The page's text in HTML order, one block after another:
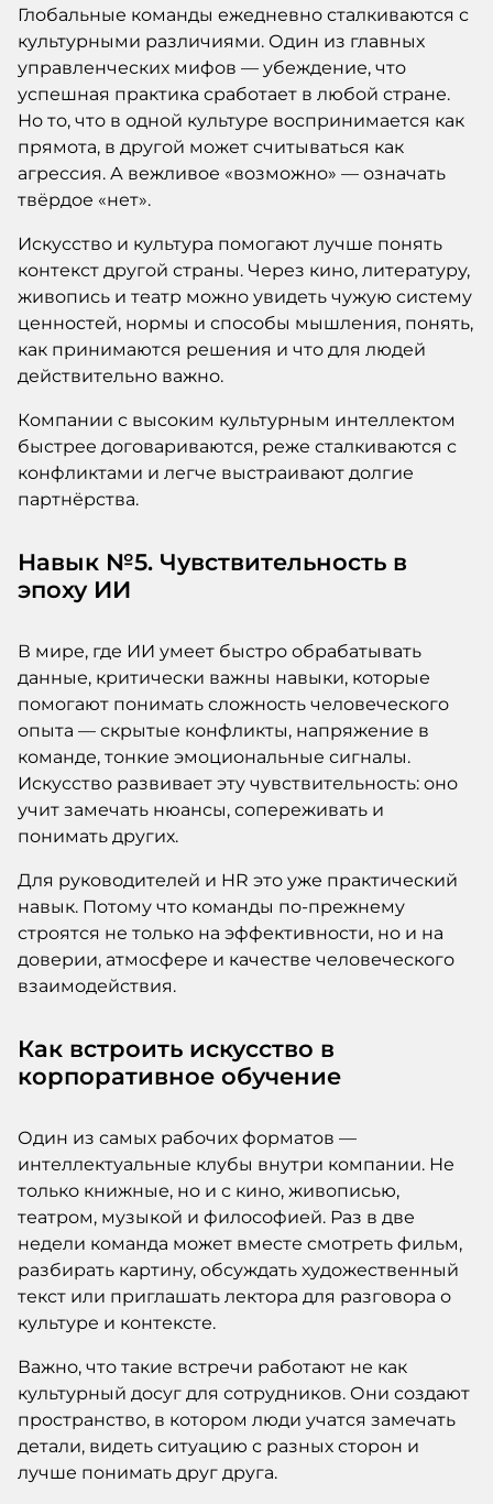
Глобальные команды ежедневно сталкиваются с
культурными различиями. Один из главных
управленческих мифов — убеждение, что
успешная практика сработает в любой стране.
Но то, что в одной культуре воспринимается как
прямота, в другой может считываться как
агрессия. А вежливое «возможно» — означать
твёрдое «нет».
Искусство и культура помогают лучше понять
контекст другой страны. Через кино, литературу,
живопись и театр можно увидеть чужую систему
ценностей, нормы и способы мышления, понять,
как принимаются решения и что для людей
действительно важно.
Компании с высоким культурным интеллектом
быстрее договариваются, реже сталкиваются с
конфликтами и легче выстраивают долгие
партнёрства.
Навык №5. Чувствительность в
эпоху ИИ
В мире, где ИИ умеет быстро обрабатывать
данные, критически важны навыки, которые
помогают понимать сложность человеческого
опыта — скрытые конфликты, напряжение в
команде, тонкие эмоциональные сигналы.
Искусство развивает эту чувствительность: оно
учит замечать нюансы, сопереживать и
понимать других.
Для руководителей и HR это уже практический
навык. Потому что команды по-прежнему
строятся не только на эффективности, но и на
доверии, атмосфере и качестве человеческого
взаимодействия.
Как встроить искусство в
корпоративное обучение
Один из самых рабочих форматов —
интеллектуальные клубы внутри компании. Не
только книжные, но и с кино, живописью,
театром, музыкой и философией. Раз в две
недели команда может вместе смотреть фильм,
разбирать картину, обсуждать художественный
текст или приглашать лектора для разговора о
культуре и контексте.
Важно, что такие встречи работают не как
культурный досуг для сотрудников. Они создают
пространство, в котором люди учатся замечать
детали, видеть ситуацию с разных сторон и
лучше понимать друг друга.